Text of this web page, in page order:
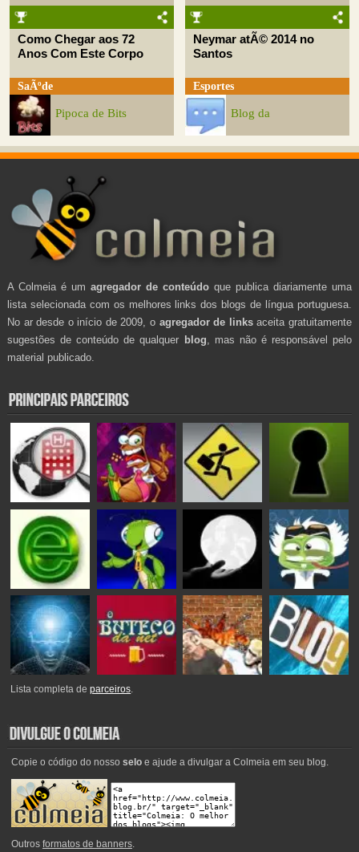
Como Chegar aos 72
Anos Com Este Corpo
SaÃºde
Pipoca de Bits
Neymar atÃ© 2014 no
Santos
Esportes
Blog da
A Colmeia é um agregador de conteúdo que publica diariamente uma
lista selecionada com os melhores links dos blogs de língua portuguesa.
No ar desde o início de 2009, o agregador de linksaceita gratuitamente
sugestões de conteúdo de qualquer blog , mas não é responsável pelo
material publicado.
Lista completa deparceiros.
Copie o código do nosso seloe ajude a divulgar a Colmeia em seu blog.
Outros formatos de banners.